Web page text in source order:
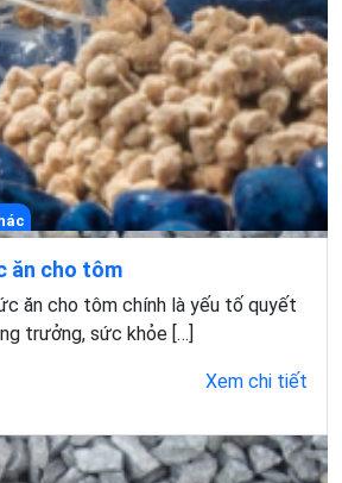
ăn cho tôm
ăn cho tôm chính là yếu tố quyết
trưởng, sức khỏe […]
Xem chi tiết